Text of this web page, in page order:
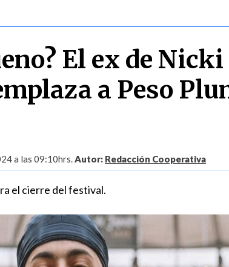
El ex de Nicki
a Peso
a las 09:10hrs.Autor: Redacción Cooperativa
el cierre del festival.